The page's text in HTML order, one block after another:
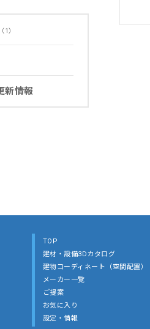
（1）
新情報
TOP
建材・設備3Dカタログ
建物コーディネート（空間配置）
メーカー一覧
ご提案
お気に入り
設定・情報